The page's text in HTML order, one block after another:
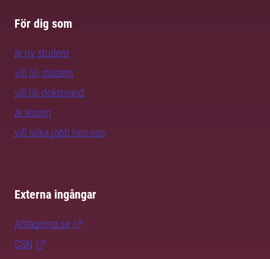
För dig som
är ny student
vill bli student
vill bli doktorand
är alumn
vill söka jobb hos oss
Externa ingångar
Antagning.se
CSN